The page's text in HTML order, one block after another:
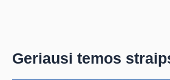
Geriausi temos